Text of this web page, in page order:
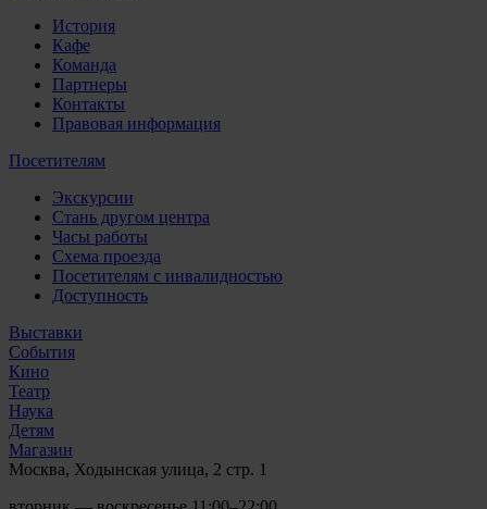
История
Кафе
Команда
Партнеры
Контакты
Правовая информация
Посетителям
Экскурсии
Стань другом центра
Часы работы
Схема проезда
Посетителям с инвалидностью
Доступность
Выставки
События
Кино
Театр
Наука
Детям
Магазин
Москва, Ходынская улица, 2 стр. 1